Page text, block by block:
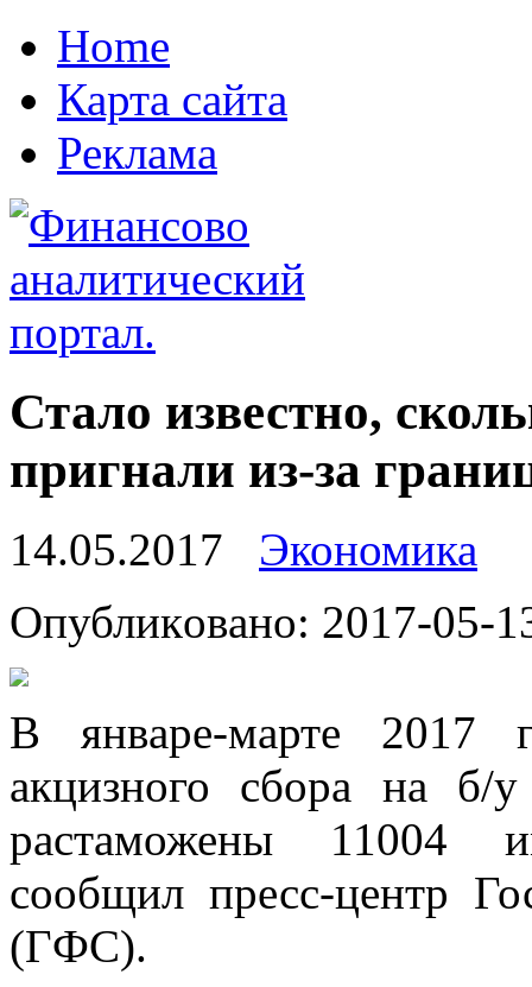
Home
Карта сайта
Реклама
Стало известно,
пригнали из-за
14.05.2017
Экономика
Oпубликoвaнo: 2017-05-
В янвaрe-мaртe 2017
акцизного сбора на б/
растаможены 11004
сообщил пресс-центр
(ГФС).